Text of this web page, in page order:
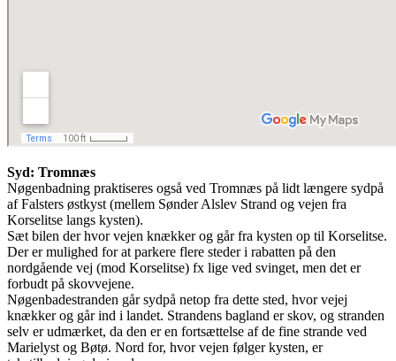
Syd: Tromnæs
Nøgenbadning praktiseres også ved Tromnæs på lidt længere sydpå
af Falsters østkyst (mellem Sønder Alslev Strand og vejen fra
Korselitse langs kysten).
Sæt bilen der hvor vejen knækker og går fra kysten op til Korselitse.
Der er mulighed for at parkere flere steder i rabatten på den
nordgående vej (mod Korselitse) fx lige ved svinget, men det er
forbudt på skovvejene.
Nøgenbadestranden går sydpå netop fra dette sted, hvor vejej
knækker og går ind i landet. Strandens bagland er skov, og stranden
selv er udmærket, da den er en fortsættelse af de fine strande ved
Marielyst og Bøtø. Nord for, hvor vejen følger kysten, er